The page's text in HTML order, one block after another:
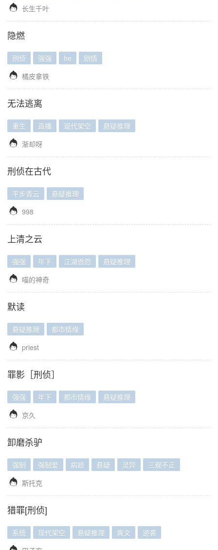
 长生千叶
隐燃
刑侦 强强 he 剧情
 橘皮拿铁
无法逃离
重生 直播 现代架空 悬疑推理
 渐却呀
刑侦在古代
平步青云 悬疑推理
 998
上清之云
强强 年下 江湖恩怨 悬疑推理
 喵的神奇
默读
悬疑推理 都市情缘
 priest
罪影［刑侦］
强强 年下 都市情缘 悬疑推理
 京久
卸磨杀驴
强制 强制爱 病娇 悬疑 灵异 三观不正
 斯托克
猎罪[刑侦]
系统 现代架空 悬疑推理 爽文 逆袭